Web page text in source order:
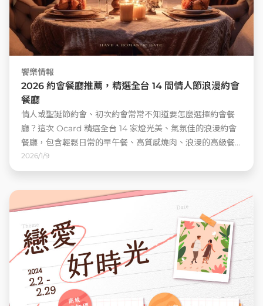
饗樂情報
2026 約會餐廳推薦，精選全台 14 間情人節浪漫約會
餐廳
情人或聖誕節約會、初次約會常常不知道要怎麼選擇約會餐
廳？這次 Ocard 精選全台 14 家燈光美、氣氛佳的浪漫約會
餐廳，包含輕鬆日常的早午餐、高質感燒肉、浪漫的高級餐
廳等，讓你約會時不踩雷，還能投其所好選擇最適合的約會
餐廳，讓你在伴侶面前大大加分！
2026/1/9